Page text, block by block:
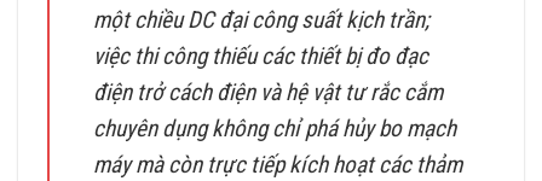
một chiều DC đại công suất kịch trần;
việc thi công thiếu các thiết bị đo đạc
điện trở cách điện và hệ vật tư rắc cắm
chuyên dụng không chỉ phá hủy bo mạch
máy mà còn trực tiếp kích hoạt các thảm